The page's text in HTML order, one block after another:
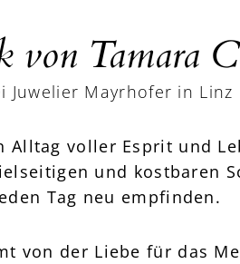
von Tamara
Juwelier Mayrhofer in Linz
voller Esprit und
und kostbaren
Tag neu empfinden.
von der Liebe für das